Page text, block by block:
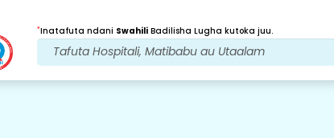
*Inatafuta ndani Swahili Badilisha Lugha kutoka juu.